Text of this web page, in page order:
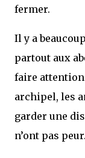
fermer.
Il y a
partout aux
faire attention
archipel, les
garder une
n’ont pas peur.